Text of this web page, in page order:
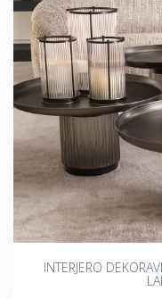
INTERJERO